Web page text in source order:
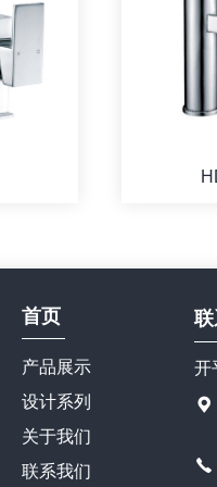
首页
产品展示
设计系列
关于我们
联系我们
开